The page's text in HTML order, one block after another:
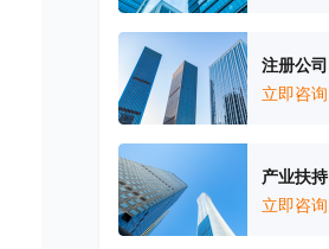
注册公司
立即咨询
产业扶持
立即咨询